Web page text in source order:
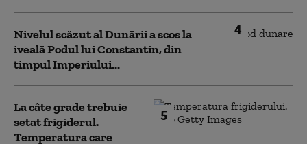
4
Nivelul scăzut al Dunării a scos la
iveală Podul lui Constantin, din
timpul Imperiului...
5
La câte grade trebuie
setat frigiderul.
Temperatura care